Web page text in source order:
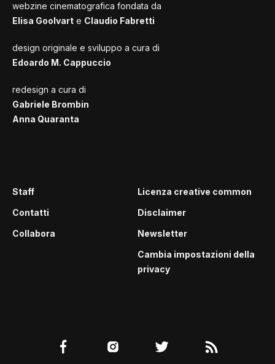
webzine cinematografica fondata da
Elisa Goolvart e Claudio Fabretti
design originale e sviluppo a cura di
Edoardo M. Cappuccio
redesign a cura di
Gabriele Brombin
Anna Quaranta
Staff
Contatti
Collabora
Licenza creative common
Disclaimer
Newsletter
Cambia impostazioni della
privacy